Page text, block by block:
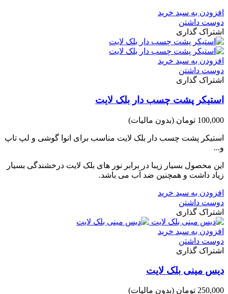
افزودن به سبد خرید
دوست داشتن
اشتراک گذاری
افزودن به سبد خرید
دوست داشتن
اشتراک گذاری
استیکر پشت چسب دار بلک لایت
100,000 تومان (بدون مالیات)
استیکر پشت چسب دار بلک لایت مناسب برای انوا گوشی و لپ تاپ
و...
این محصول بسیار زیبا در برابر نور های بلک لایت درخشندگی بسیار
زیاد داشت و همچنین ضد آب می باشد.
افزودن به سبد خرید
دوست داشتن
اشتراک گذاری
افزودن به سبد خرید
دوست داشتن
اشتراک گذاری
دیس مینی بلک لایت
250,000 تومان (بدون مالیات)